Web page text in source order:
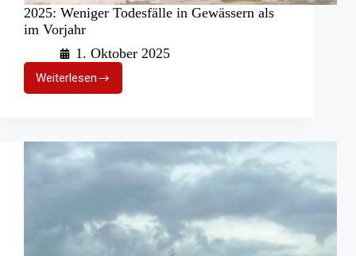
2025: Weniger Todesfälle in Gewässern als
im Vorjahr
1. Oktober 2025
Weiterlesen
2025:
Weniger
Gewässern
als
im